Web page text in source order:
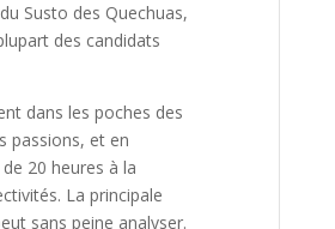
Susto des Quechuas,
des candidats
dans les poches des
passions, et en
20 heures à la
La principale
sans peine analyser.